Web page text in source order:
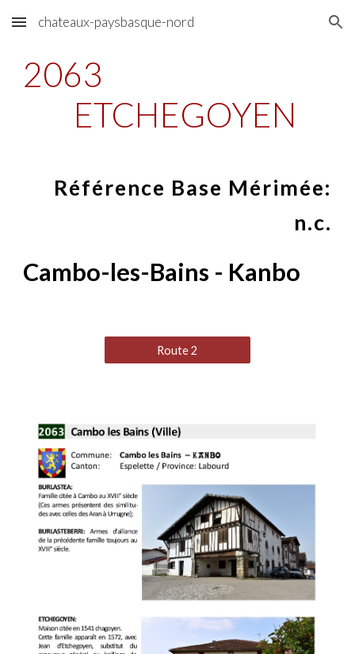
Skip to main content Skip to navigation
chateaux-paysbasque-nord
2063
ETCHEGOYEN
Référence Base Mérimée:
n.c.
Cambo-les-Bains - Kanbo
Route 2